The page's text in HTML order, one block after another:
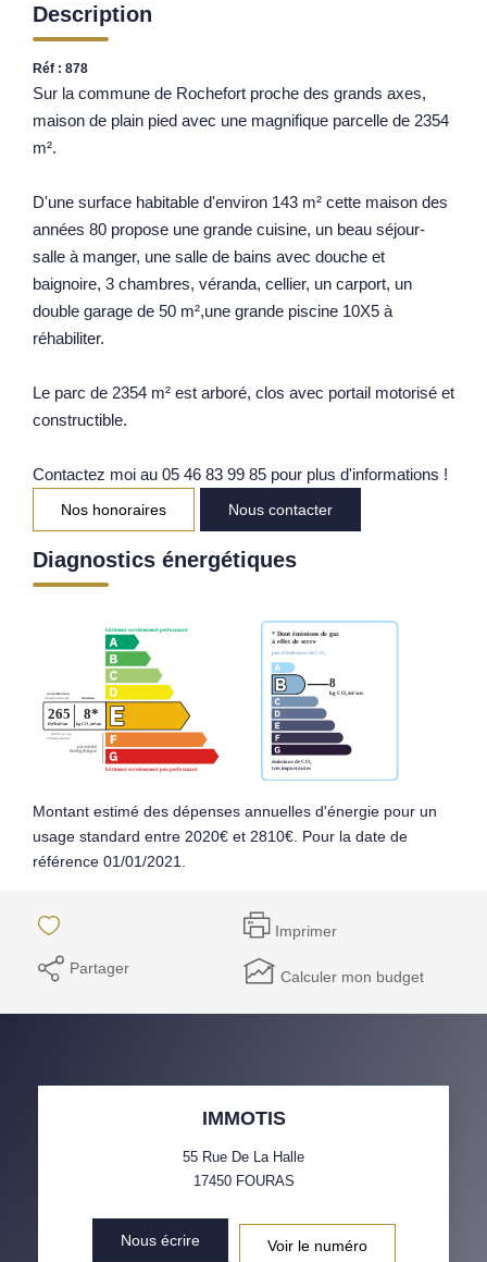
Notre Équipe
Parrainage
Avis Clients
EXTRANET
Description
Réf : 878
Sur la commune de Rochefort proche des grands axes,
maison de plain pied avec une magnifique parcelle de 2354
m².
D'une surface habitable d'environ 143 m² cette maison des
années 80 propose une grande cuisine, un beau séjour-
salle à manger, une salle de bains avec douche et
baignoire, 3 chambres, véranda, cellier, un carport, un
double garage de 50 m²,une grande piscine 10X5 à
réhabiliter.
Le parc de 2354 m² est arboré, clos avec portail motorisé et
constructible.
Contactez moi au 05 46 83 99 85 pour plus d'informations !
Nos honoraires Nous contacter
Diagnostics énergétiques
Montant estimé des dépenses annuelles d'énergie pour un
usage standard entre 2020€ et 2810€. Pour la date de
référence 01/01/2021.
Imprimer
Partager Calculer mon budget
IMMOTIS
55 Rue De La Halle
17450 FOURAS
Nous écrire Voir le numéro